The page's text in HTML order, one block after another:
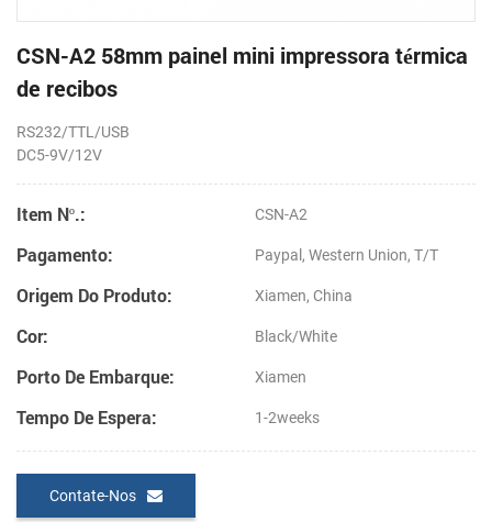
CSN-A2 58mm painel mini impressora térmica
de recibos
RS232/TTL/USB
DC5-9V/12V
Item Nº.: CSN-A2
Pagamento: Paypal, Western Union, T/T
Origem Do Produto: Xiamen, China
Cor: Black/White
Porto De Embarque: Xiamen
Tempo De Espera: 1-2weeks
Contate-Nos